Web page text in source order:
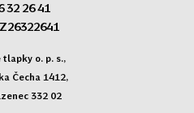
32 26 41
tlapky o. p. s.,
Čecha 1412,
332 02